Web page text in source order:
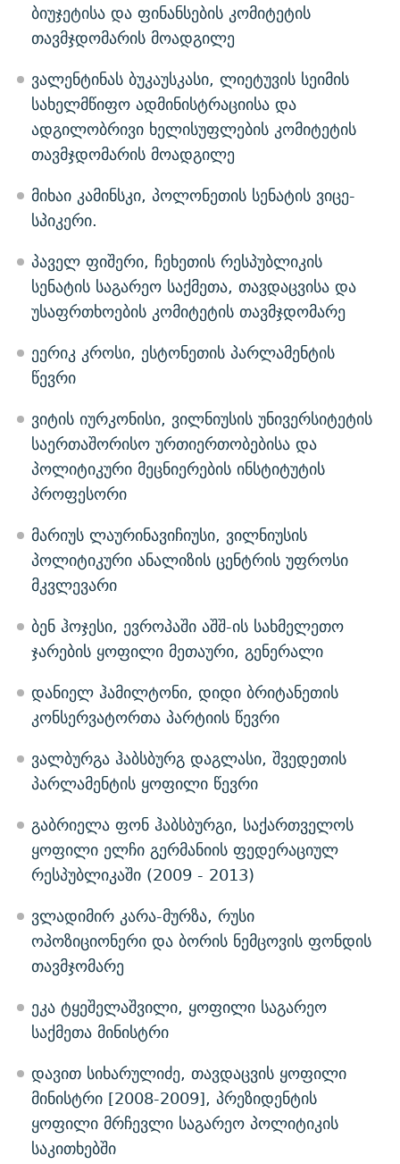
ბიუჯეტისა და ფინანსების კომიტეტის
თავმჯდომარის მოადგილე
ვალენტინას ბუკაუსკასი, ლიეტუვის სეიმის
სახელმწიფო ადმინისტრაციისა და
ადგილობრივი ხელისუფლების კომიტეტის
თავმჯდომარის მოადგილე
მიხაი კამინსკი, პოლონეთის სენატის ვიცე-
სპიკერი.
პაველ ფიშერი, ჩეხეთის რესპუბლიკის
სენატის საგარეო საქმეთა, თავდაცვისა და
უსაფრთხოების კომიტეტის თავმჯდომარე
ეერიკ კროსი, ესტონეთის პარლამენტის
წევრი
ვიტის იურკონისი, ვილნიუსის უნივერსიტეტის
საერთაშორისო ურთიერთობებისა და
პოლიტიკური მეცნიერების ინსტიტუტის
პროფესორი
მარიუს ლაურინავიჩიუსი, ვილნიუსის
პოლიტიკური ანალიზის ცენტრის უფროსი
მკვლევარი
ბენ ჰოჯესი, ევროპაში აშშ-ის სახმელეთო
ჯარების ყოფილი მეთაური, გენერალი
დანიელ ჰამილტონი, დიდი ბრიტანეთის
კონსერვატორთა პარტიის წევრი
ვალბურგა ჰაბსბურგ დაგლასი, შვედეთის
პარლამენტის ყოფილი წევრი
გაბრიელა ფონ ჰაბსბურგი, საქართველოს
ყოფილი ელჩი გერმანიის ფედერაციულ
რესპუბლიკაში (2009 - 2013)
ვლადიმირ კარა-მურზა, რუსი
ოპოზიციონერი და ბორის ნემცოვის ფონდის
თავმჯომარე
ეკა ტყეშელაშვილი, ყოფილი საგარეო
საქმეთა მინისტრი
დავით სიხარულიძე, თავდაცვის ყოფილი
მინისტრი [2008-2009], პრეზიდენტის
ყოფილი მრჩევლი საგარეო პოლიტიკის
საკითხებში